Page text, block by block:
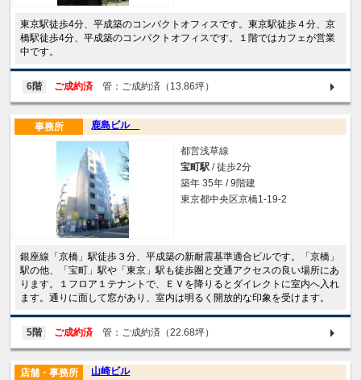
東京駅徒歩4分、平成築のコンパクトオフィスです。東京駅徒歩４分、京
橋駅徒歩4分、平成築のコンパクトオフィスです。１階ではカフェが営業
中です。
6階 ご成約済 管：ご成約済（13.86坪）
鹿島ビル
事務所
都営浅草線
宝町駅 / 徒歩2分
築年 35年 / 9階建
東京都中央区京橋1-19-2
銀座線「京橋」駅徒歩３分、平成築の新耐震基準適合ビルです。「京橋」
駅の他、「宝町」駅や「東京」駅も徒歩圏と交通アクセスの良い場所にあ
ります。１フロア１テナントで、ＥＶを降りるとダイレクトに室内へ入れ
ます。通りに面して窓があり、室内は明るく開放的な印象を受けます。
5階 ご成約済 管：ご成約済（22.68坪）
山崎ビル
店舗・事務所